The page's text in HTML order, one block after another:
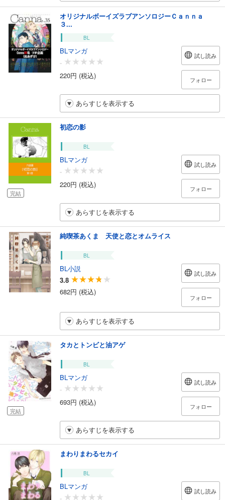
オリジナルボーイズラブアンソロジーＣａｎｎａ
３...
BL
BLマンガ
-
220円 (税込)
試し読み
フォロー
あらすじを表示する
完結
初恋の影
BL
BLマンガ
-
220円 (税込)
試し読み
フォロー
あらすじを表示する
純喫茶あくま 天使と恋とオムライス
BL
BL小説
3.8
682円 (税込)
試し読み
フォロー
あらすじを表示する
完結
タカとトンビと油アゲ
BL
BLマンガ
-
693円 (税込)
試し読み
フォロー
あらすじを表示する
まわりまわるセカイ
BL
BLマンガ
試し読み